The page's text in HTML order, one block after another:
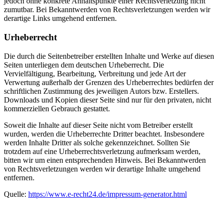
zumutbar. Bei Bekanntwerden von Rechtsverletzungen werden wir
derartige Links umgehend entfernen.
Urheberrecht
Die durch die Seitenbetreiber erstellten Inhalte und Werke auf diesen
Seiten unterliegen dem deutschen Urheberrecht. Die
Vervielfältigung, Bearbeitung, Verbreitung und jede Art der
Verwertung außerhalb der Grenzen des Urheberrechtes bedürfen der
schriftlichen Zustimmung des jeweiligen Autors bzw. Erstellers.
Downloads und Kopien dieser Seite sind nur für den privaten, nicht
kommerziellen Gebrauch gestattet.
Soweit die Inhalte auf dieser Seite nicht vom Betreiber erstellt
wurden, werden die Urheberrechte Dritter beachtet. Insbesondere
werden Inhalte Dritter als solche gekennzeichnet. Sollten Sie
trotzdem auf eine Urheberrechtsverletzung aufmerksam werden,
bitten wir um einen entsprechenden Hinweis. Bei Bekanntwerden
von Rechtsverletzungen werden wir derartige Inhalte umgehend
entfernen.
Quelle: https://www.e-recht24.de/impressum-generator.html